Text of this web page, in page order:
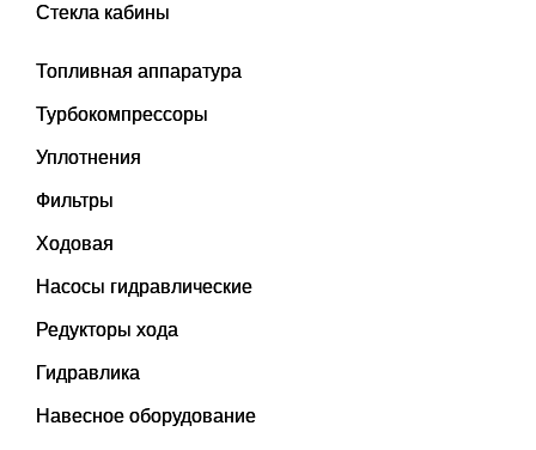
Стекла кабины
Топливная аппаратура
Турбокомпрессоры
Уплотнения
Фильтры
Ходовая
Насосы гидравлические
Редукторы хода
Гидравлика
Навесное оборудование